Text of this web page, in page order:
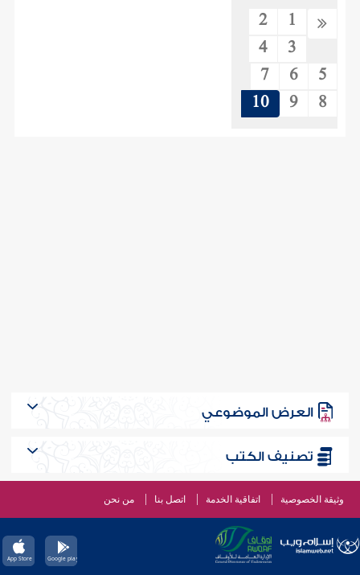
1
2
3
4
5
6
7
8
9
10
العرض الموضوعي
تصنيف الكتب
وثيقة الخصوصية اتفاقية الخدمة اتصل بنا من نحن